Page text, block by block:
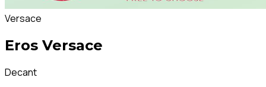
Versace
Eros Versace
Decant